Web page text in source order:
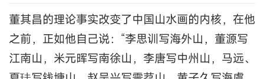
董其昌的理论事实改变了中国山水画的内核，在他
之前，正如他自己说：“李思训写海外山，董源写
江南山，米元晖写南徐山，李唐写中州山，马远、